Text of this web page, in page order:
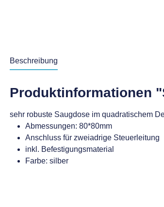
Beschreibung
Produktinformationen
sehr robuste Saugdose im quadratischem
Abmessungen: 80*80mm
Anschluss für zweiadrige Steuerleitung
inkl. Befestigungsmaterial
Farbe: silber